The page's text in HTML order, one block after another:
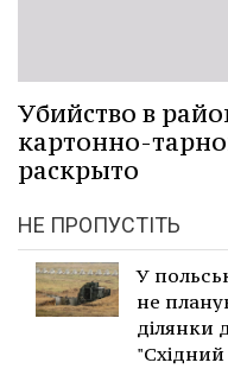
Убийство в
картонно-
раскрыто
НЕ ПРОПУСТІТЬ
У
не
ділянки